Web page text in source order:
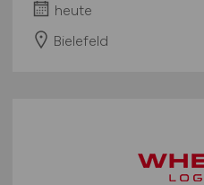
heute
Bielefeld